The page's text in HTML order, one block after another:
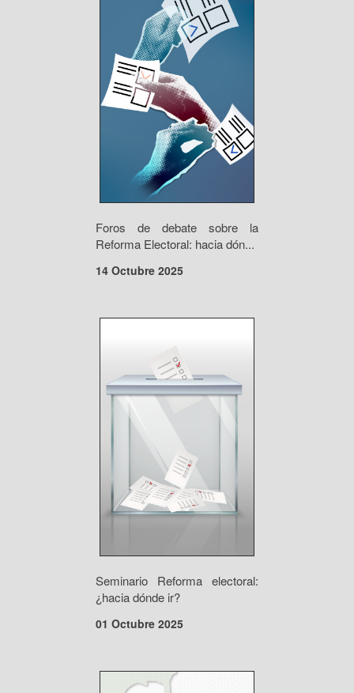
Foros de debate sobre la
Reforma Electoral: hacia dón...
14 Octubre 2025
Seminario Reforma electoral:
¿hacia dónde ir?
01 Octubre 2025